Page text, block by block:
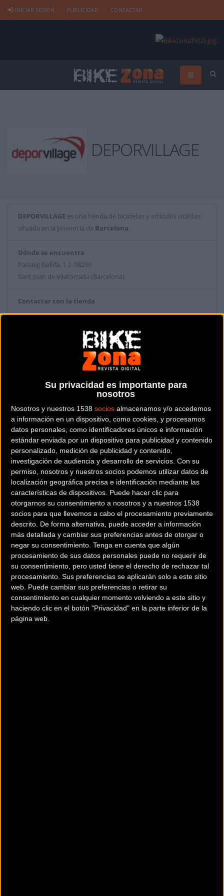
Su privacidad es importante para
nosotros
Nosotros y nuestros 1538 socios almacenamos y/o accedemos
a información en un dispositivo, como cookies, y procesamos
datos personales, como identificadores únicos e información
estándar enviada por un dispositivo para publicidad y contenido
personalizado, medición de publicidad y contenido,
investigación de audiencia y desarrollo de servicios. Con su
permiso, nosotros y nuestros socios podemos utilizar datos de
localización geográfica precisa e identificación mediante las
características de dispositivos. Puede hacer clic para
otorgarnos su consentimiento a nosotros y a nuestros 1538
socios para que llevemos a cabo el procesamiento previamente
descrito. De forma alternativa, puede acceder a información
más detallada y cambiar sus preferencias antes de otorgar o
negar su consentimiento. Tenga en cuenta que algún
procesamiento de sus datos personales puede no requerir de
su consentimiento, pero usted tiene el derecho de rechazar tal
procesamiento. Sus preferencias se aplicarán solo a este sitio
web. Puede cambiar sus preferencias o retirar su
consentimiento en cualquier momento volviendo a este sitio y
haciendo clic en el botón "Privacidad" en la parte inferior de la
página web.
INICIAR SESIÓN PUBLICIDAD CONTACTAR
DEPORVILLAGE
DEPORVILLAGE es una tienda de bicicletas y artículos ciclistas
situada en la provincia de Barcelona.
Dónde se encuentra
Passeig Gallifa, 1 2 08250
Sant Joan de Vilatorrada (Barcelona).
Contactar con la tienda
938765045
Web y RRSS de la tienda
Terms of use © 1987–2026 HERE
200 km
¿Eres el propietario de esta tienda? Descubre cómo hacerte tienda
Premium para llegar a más clientes.
Comercios Bz Premium
MC SKI BIKE